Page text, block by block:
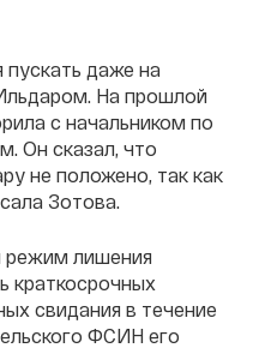
пускать даже на
На прошлой
с начальником по
Он сказал, что
не положено, так как
Зотова.
режим лишения
краткосрочных
свидания в течение
ФСИН его